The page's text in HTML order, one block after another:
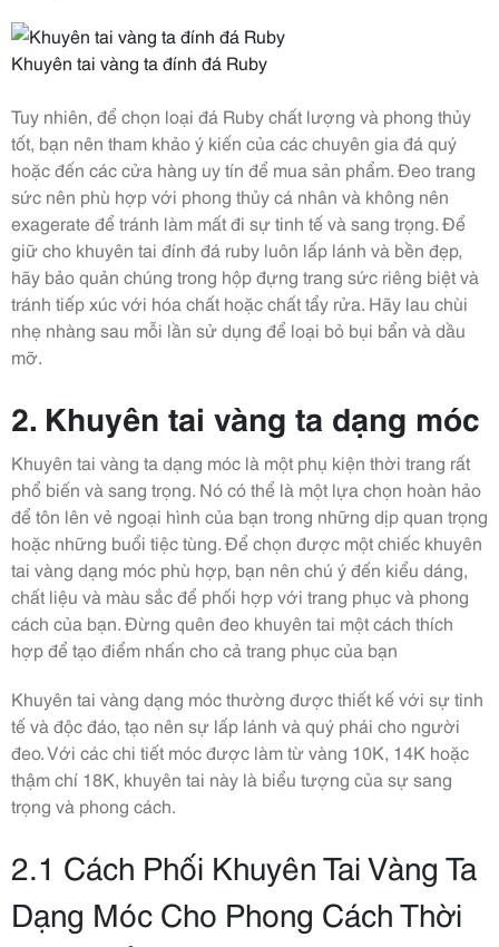
Khuyên tai vàng ta đính đá Ruby
Tuy nhiên, để chọn loại đá Ruby chất lượng và phong thủy
tốt, bạn nên tham khảo ý kiến của các chuyên gia đá quý
hoặc đến các cửa hàng uy tín để mua sản phẩm. Đeo trang
sức nên phù hợp với phong thủy cá nhân và không nên
exagerate để tránh làm mất đi sự tinh tế và sang trọng. Để
giữ cho khuyên tai đính đá ruby luôn lấp lánh và bền đẹp,
hãy bảo quản chúng trong hộp đựng trang sức riêng biệt và
tránh tiếp xúc với hóa chất hoặc chất tẩy rửa. Hãy lau chùi
nhẹ nhàng sau mỗi lần sử dụng để loại bỏ bụi bẩn và dầu
mỡ.
2. Khuyên tai vàng ta dạng móc
Khuyên tai vàng ta dạng móc là một phụ kiện thời trang rất
phổ biến và sang trọng. Nó có thể là một lựa chọn hoàn hảo
để tôn lên vẻ ngoại hình của bạn trong những dịp quan trọng
hoặc những buổi tiệc tùng. Để chọn được một chiếc khuyên
tai vàng dạng móc phù hợp, bạn nên chú ý đến kiểu dáng,
chất liệu và màu sắc để phối hợp với trang phục và phong
cách của bạn. Đừng quên đeo khuyên tai một cách thích
hợp để tạo điểm nhấn cho cả trang phục của bạn
Khuyên tai vàng dạng móc thường được thiết kế với sự tinh
tế và độc đáo, tạo nên sự lấp lánh và quý phái cho người
đeo. Với các chi tiết móc được làm từ vàng 10K, 14K hoặc
thậm chí 18K, khuyên tai này là biểu tượng của sự sang
trọng và phong cách.
2.1 Cách Phối Khuyên Tai Vàng Ta
Dạng Móc Cho Phong Cách Thời